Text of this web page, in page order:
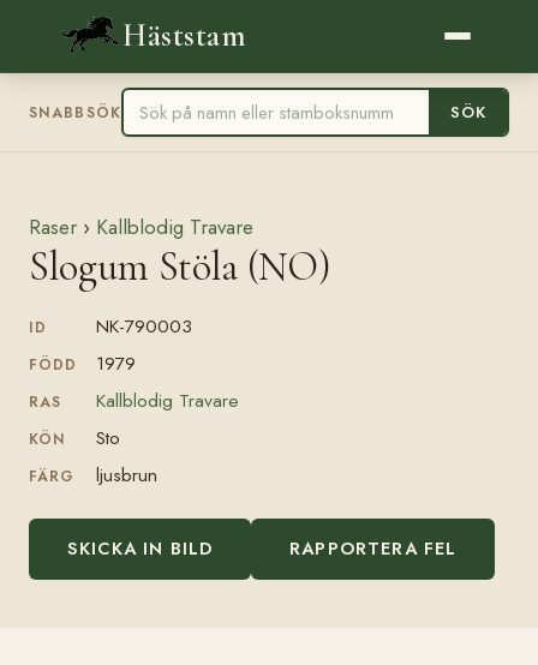
Häststam
SNABBSÖK SÖK
Raser › Kallblodig Travare
Slogum Stöla (NO)
ID NK-790003
FÖDD 1979
RAS Kallblodig Travare
KÖN Sto
FÄRG ljusbrun
SKICKA IN BILD RAPPORTERA FEL